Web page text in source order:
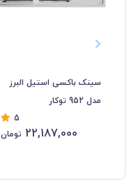
سینک باکسی استیل البرز
مدل 952 توکار
5
22,187,000 تومان